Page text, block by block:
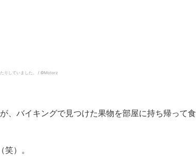
たりしていました。 / ©︎Motorz
、バイキングで見つけた果物を部屋に持ち帰って食
）。